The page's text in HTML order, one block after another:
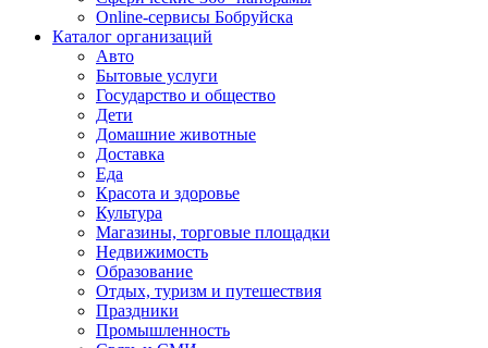
Online-сервисы Бобруйска
Каталог организаций
Авто
Бытовые услуги
Государство и общество
Дети
Домашние животные
Доставка
Еда
Красота и здоровье
Культура
Магазины, торговые площадки
Недвижимость
Образование
Отдых, туризм и путешествия
Праздники
Промышленность